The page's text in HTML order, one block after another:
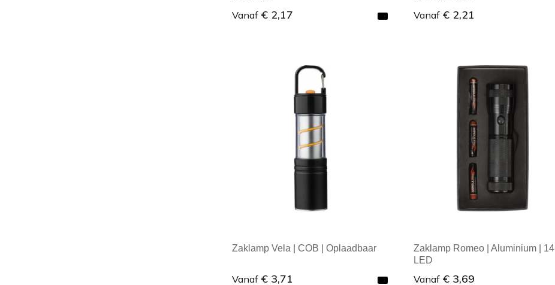
Vanaf € 2,17
Minimale afname: 1
Vanaf € 2,21
Minimale afname: 1
Zaklamp Vela | COB | Oplaadbaar
Vanaf € 3,71
Zaklamp Romeo | Aluminium | 14
LED
Vanaf € 3,69